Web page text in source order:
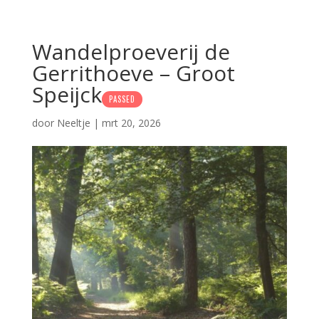
Wandelproeverij de
Gerrithoeve – Groot
Speijck PASSED
door Neeltje | mrt 20, 2026